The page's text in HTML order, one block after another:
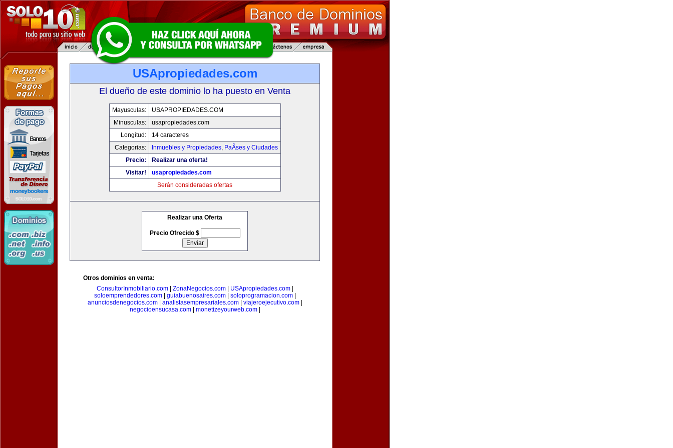
USApropiedades.com
El dueño de este dominio lo ha puesto en Venta
Mayusculas:
USAPROPIEDADES.COM
Minusculas:
usapropiedades.com
Longitud:
14 caracteres
Categorias:
Inmuebles y Propiedades, PaÃ­ses y Ciudades
Precio:
Realizar una oferta!
Visitar!
usapropiedades.com
Serán consideradas ofertas
Realizar una Oferta
Precio Ofrecido $
Otros dominios en venta:
ConsultorInmobiliario.com| ZonaNegocios.com| USApropiedades.com|
soloemprendedores.com| guiabuenosaires.com| soloprogramacion.com|
anunciosdenegocios.com| analistasempresariales.com| viajeroejecutivo.com|
negocioensucasa.com| monetizeyourweb.com|